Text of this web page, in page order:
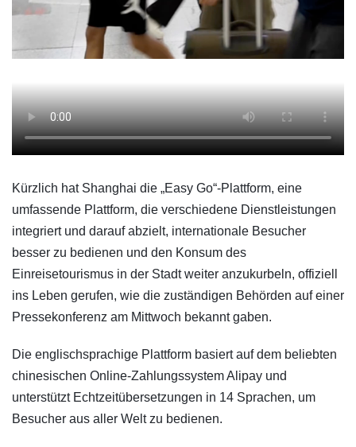
Kürzlich hat Shanghai die „Easy Go“-Plattform, eine
umfassende Plattform, die verschiedene Dienstleistungen
integriert und darauf abzielt, internationale Besucher
besser zu bedienen und den Konsum des
Einreisetourismus in der Stadt weiter anzukurbeln, offiziell
ins Leben gerufen, wie die zuständigen Behörden auf einer
Pressekonferenz am Mittwoch bekannt gaben.
Die englischsprachige Plattform basiert auf dem beliebten
chinesischen Online-Zahlungssystem Alipay und
unterstützt Echtzeitübersetzungen in 14 Sprachen, um
Besucher aus aller Welt zu bedienen.